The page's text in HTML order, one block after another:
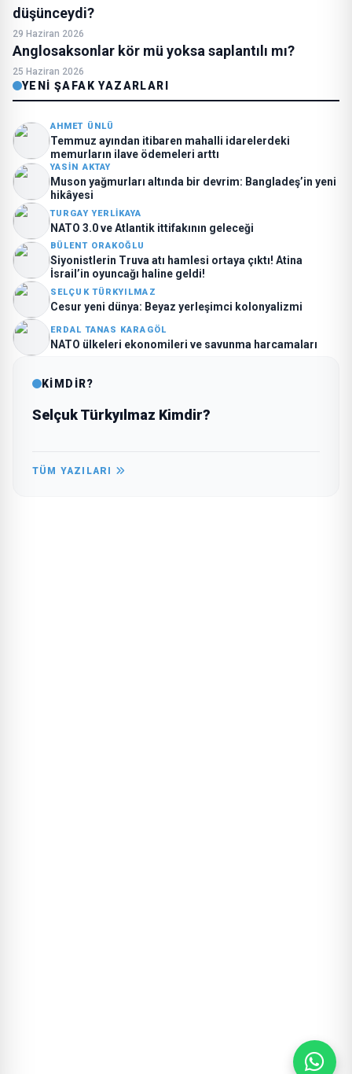
düşünceydi?
29 Haziran 2026
Anglosaksonlar kör mü yoksa saplantılı mı?
25 Haziran 2026
YENI ŞAFAK YAZARLARI
AHMET ÜNLÜ
Temmuz ayından itibaren mahalli idarelerdeki
memurların ilave ödemeleri arttı
YASIN AKTAY
Muson yağmurları altında bir devrim: Bangladeş’in yeni
hikâyesi
TURGAY YERLIKAYA
NATO 3.0 ve Atlantik ittifakının geleceği
BÜLENT ORAKOĞLU
Siyonistlerin Truva atı hamlesi ortaya çıktı! Atina
İsrail’in oyuncağı haline geldi!
SELÇUK TÜRKYILMAZ
Cesur yeni dünya: Beyaz yerleşimci kolonyalizmi
ERDAL TANAS KARAGÖL
NATO ülkeleri ekonomileri ve savunma harcamaları
KİMDİR?
Selçuk Türkyılmaz Kimdir?
TÜM YAZILARI